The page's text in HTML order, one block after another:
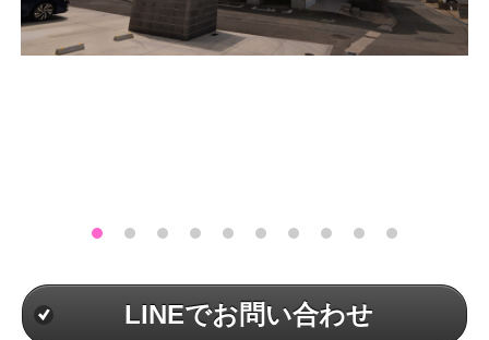
LINEでお問い合わせ